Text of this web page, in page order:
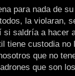
para nada de
la violaran,
si saldría a hacer
tiene custodia no
que no
que son